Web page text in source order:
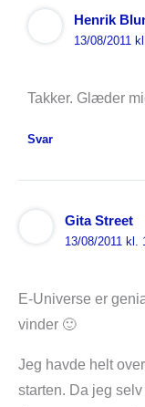
Henrik
13/08/2011
Takker. Glæder
Svar
Gita Street
13/08/2011 kl.
E-Universe er
vinder 🙂
Jeg havde helt
starten. Da jeg selv